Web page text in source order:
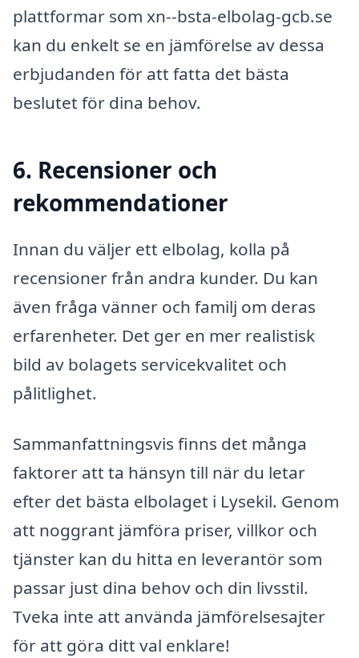
plattformar som xn--bsta-elbolag-gcb.se
kan du enkelt se en jämförelse av dessa
erbjudanden för att fatta det bästa
beslutet för dina behov.
6. Recensioner och
rekommendationer
Innan du väljer ett elbolag, kolla på
recensioner från andra kunder. Du kan
även fråga vänner och familj om deras
erfarenheter. Det ger en mer realistisk
bild av bolagets servicekvalitet och
pålitlighet.
Sammanfattningsvis finns det många
faktorer att ta hänsyn till när du letar
efter det bästa elbolaget i Lysekil. Genom
att noggrant jämföra priser, villkor och
tjänster kan du hitta en leverantör som
passar just dina behov och din livsstil.
Tveka inte att använda jämförelsesajter
för att göra ditt val enklare!